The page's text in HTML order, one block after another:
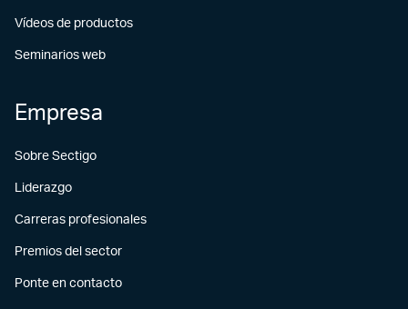
Vídeos de productos
Seminarios web
Empresa
Sobre Sectigo
Liderazgo
Carreras profesionales
Premios del sector
Ponte en contacto